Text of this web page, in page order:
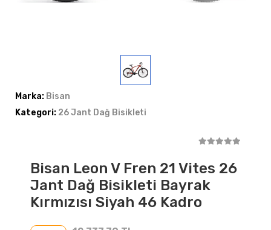
Marka: Bisan
Kategori: 26 Jant Dağ Bisikleti
Bisan Leon V Fren 21 Vites 26
Jant Dağ Bisikleti Bayrak
Kırmızısı Siyah 46 Kadro